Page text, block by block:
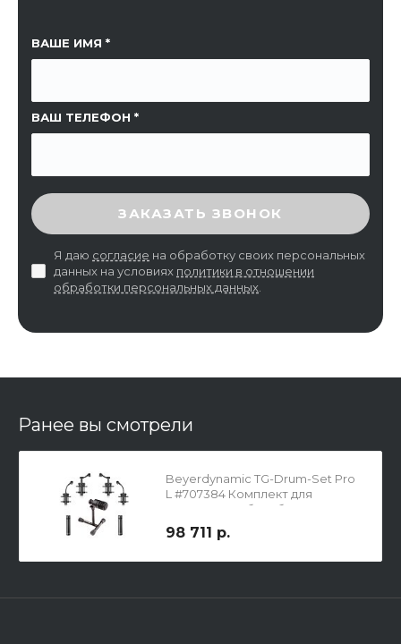
ВАШЕ ИМЯ
ВАШ ТЕЛЕФОН
ССЫЛКА НА СТРАНИЦУ
ВВЕДИТЕ ПРОВЕРОЧНЫЙ КОД
ЗАКАЗАТЬ ЗВОНОК
Я даю согласие на обработку своих персональных
данных на условиях политики в отношении
обработки персональных данных
Ранее вы смотрели
Beyerdynamic TG-Drum-Set Pro
L #707384 Комплект для
озвучивания барабанов
98 711 р.